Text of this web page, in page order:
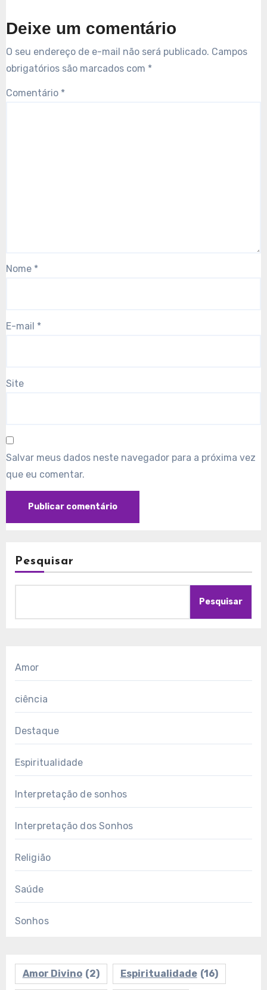
Deixe um comentário
O seu endereço de e-mail não será publicado. Campos
obrigatórios são marcados com *
Comentário *
Nome *
E-mail *
Site
Salvar meus dados neste navegador para a próxima vez
que eu comentar.
Pesquisar
Pesquisar
Amor
ciência
Destaque
Espiritualidade
Interpretação de sonhos
Interpretação dos Sonhos
Religião
Saúde
Sonhos
Amor Divino (2) Espiritualidade (16)